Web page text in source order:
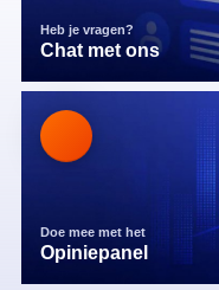
Heb je vragen?
Chat met ons
Doe mee met het
Opiniepanel